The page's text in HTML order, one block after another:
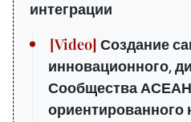
интеграции
Создание
инновационного,
Сообщества
ориентированного